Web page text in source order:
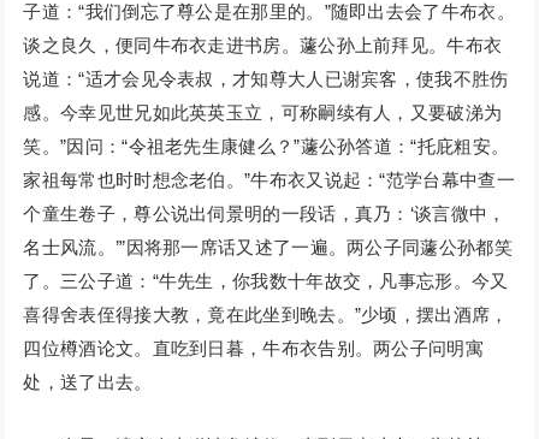
子道：“我们倒忘了尊公是在那里的。”随即出去会了牛布衣。
谈之良久，便同牛布衣走进书房。蘧公孙上前拜见。牛布衣
说道：“适才会见令表叔，才知尊大人已谢宾客，使我不胜伤
感。今幸见世兄如此英英玉立，可称嗣续有人，又要破涕为
笑。”因问：“令祖老先生康健么？”蘧公孙答道：“托庇粗安。
家祖每常也时时想念老伯。”牛布衣又说起：“范学台幕中查一
个童生卷子，尊公说出伺景明的一段话，真乃：‘谈言微中，
名士风流。’”因将那一席话又述了一遍。两公子同蘧公孙都笑
了。三公子道：“牛先生，你我数十年故交，凡事忘形。今又
喜得舍表侄得接大教，竟在此坐到晚去。”少顷，摆出酒席，
四位樽酒论文。直吃到日暮，牛布衣告别。两公子问明寓
处，送了出去。